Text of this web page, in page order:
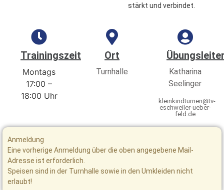
stärkt und verbindet.
Trainingszeit
Montags
17:00 –
18:00 Uhr
Ort
Turnhalle
Katharina
Seelinger
kleinkindturnen@tv-
eschweiler-ueber-
feld.de
Anmeldung​
Eine vorherige Anmeldung über die oben angegebene Mail-
Adresse ist erforderlich.
Speisen sind in der Turnhalle sowie in den Umkleiden nicht
erlaubt!